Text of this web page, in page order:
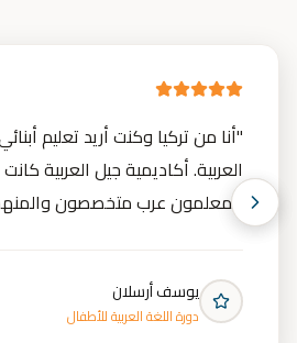
"أنا من تركيا وكنت أريد تعليم
العربية. أكاديمية جيل العربية
المعلمون عرب متخصصون
يوسف أرسلان
دورة اللغة العربية للأطفال